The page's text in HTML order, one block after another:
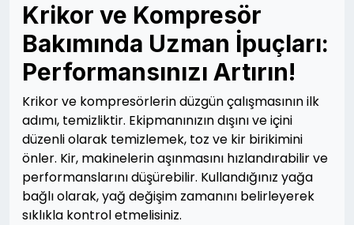
Krikor ve Kompresör
Bakımında Uzman İpuçları:
Performansınızı Artırın!
Krikor ve kompresörlerin düzgün çalışmasının ilk
adımı, temizliktir. Ekipmanınızın dışını ve içini
düzenli olarak temizlemek, toz ve kir birikimini
önler. Kir, makinelerin aşınmasını hızlandırabilir ve
performanslarını düşürebilir. Kullandığınız yağa
bağlı olarak, yağ değişim zamanını belirleyerek
sıklıkla kontrol etmelisiniz.